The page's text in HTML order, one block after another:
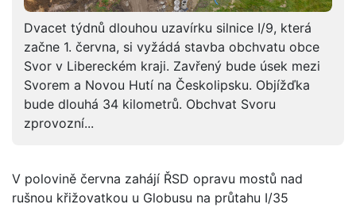
Dvacet týdnů dlouhou uzavírku silnice I/9, která
začne 1. června, si vyžádá stavba obchvatu obce
Svor v Libereckém kraji. Zavřený bude úsek mezi
Svorem a Novou Hutí na Českolipsku. Objížďka
bude dlouhá 34 kilometrů. Obchvat Svoru
zprovozní...
V polovině června zahájí ŘSD opravu mostů nad
rušnou křižovatkou u Globusu na průtahu I/35